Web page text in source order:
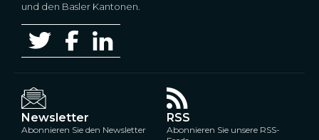
und den Basler Kantonen.
Newsletter
Abonnieren Sie den Newsletter
RSS
Abonnieren Sie unsere RSS-